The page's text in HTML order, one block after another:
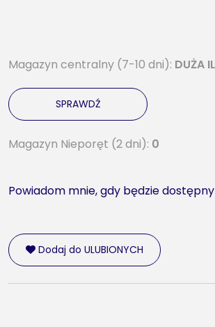
Magazyn centralny (7-10 dni): DUŻA
SPRAWDŹ
Magazyn Nieporęt (2 dni): 0
Powiadom mnie, gdy będzie dostępny
Dodaj do ULUBIONYCH